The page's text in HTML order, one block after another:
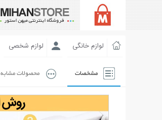
لوازم خانگی لوازم شخصی
مشخصات محصولات مشابه